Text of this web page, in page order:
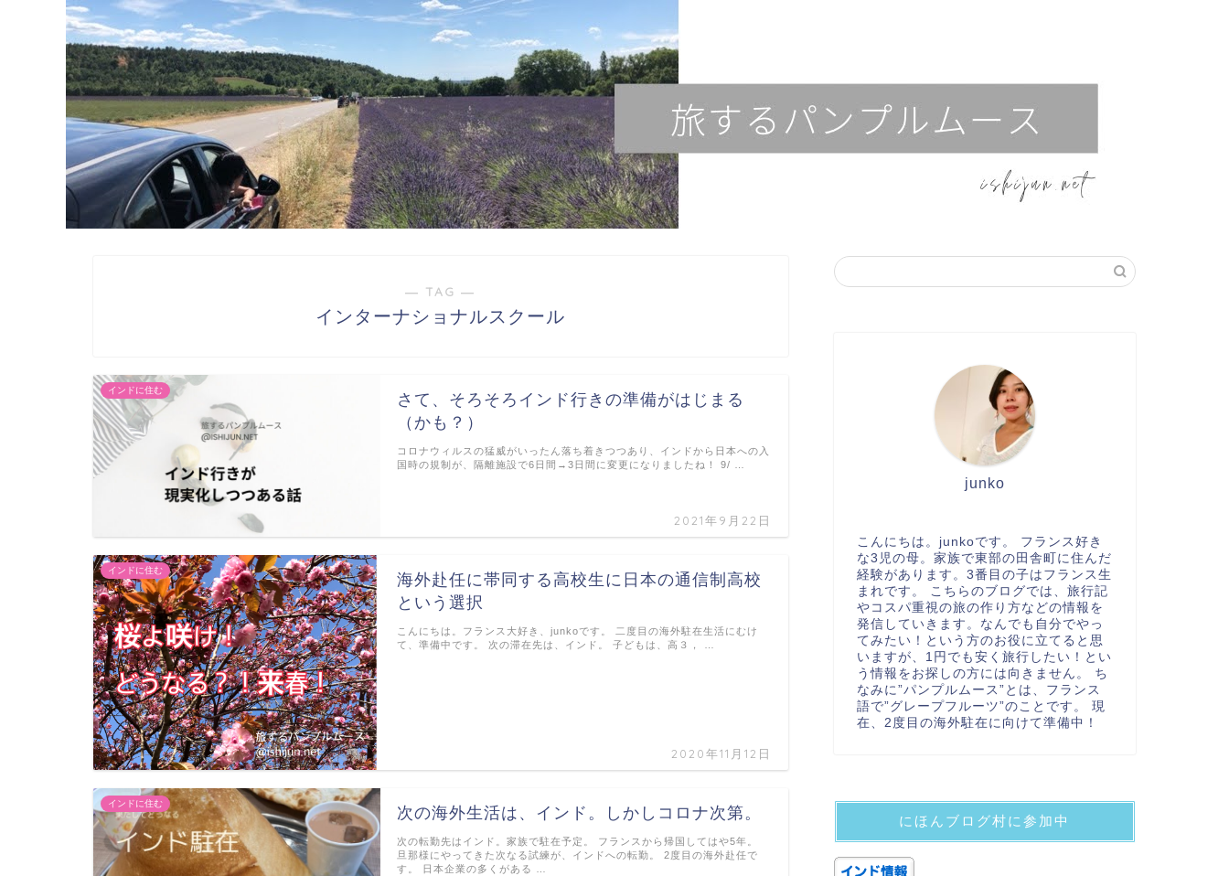
― TAG ―
インターナショナルスクール
インドに住む
さて、そろそろインド行きの準備がはじまる
（かも？）
2021年9月22日
コロナウィルスの猛威がいったん落ち着きつつあり、インドから日本への入
国時の規制が、隔離施設で6日間→3日間に変更になりましたね！ 9/ …
インドに住む
海外赴任に帯同する高校生に日本の通信制高校
という選択
2020年11月12日
こんにちは。フランス大好き、junkoです。 二度目の海外駐在生活にむけ
て、準備中です。 次の滞在先は、インド。 子どもは、高３， …
インドに住む
次の海外生活は、インド。しかしコロナ次第。
次の転勤先はインド。家族で駐在予定。 フランスから帰国してはや5年。
旦那様にやってきた次なる試練が、インドへの転勤。 2度目の海外赴任で
す。 日本企業の多くがある …
junko
こんにちは。junkoです。 フランス好き
な3児の母。家族で東部の田舎町に住んだ
経験があります。3番目の子はフランス生
まれです。 こちらのブログでは、旅行記
やコスパ重視の旅の作り方などの情報を
発信していきます。なんでも自分でやっ
てみたい！という方のお役に立てると思
いますが、1円でも安く旅行したい！とい
う情報をお探しの方には向きません。 ち
なみに”パンプルムース”とは、フランス
語で”グレープフルーツ”のことです。 現
在、2度目の海外駐在に向けて準備中！
にほんブログ村に参加中